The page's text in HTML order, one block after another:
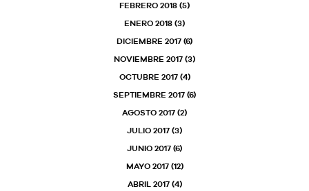
FEBRERO 2018 (5)
ENERO 2018 (3)
DICIEMBRE 2017 (6)
NOVIEMBRE 2017 (3)
OCTUBRE 2017(4)
SEPTIEMBRE 2017 (6)
AGOSTO 2017 (2)
JULIO 2017 (3)
JUNIO 2017 (6)
MAYO 2017(12)
ABRIL 2017(4)